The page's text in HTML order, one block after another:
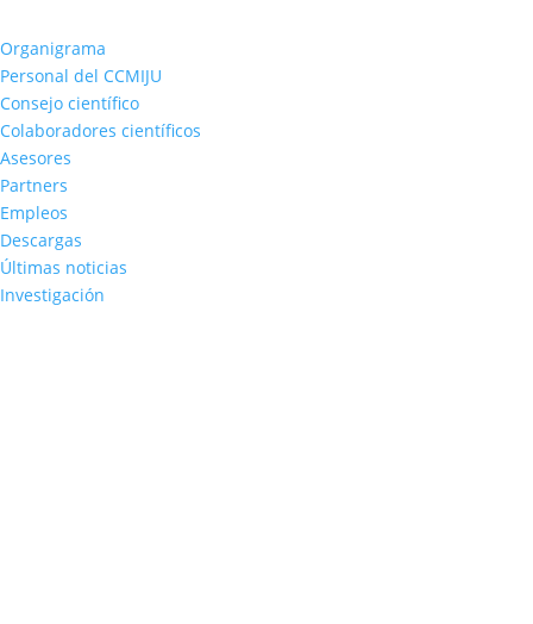
Organigrama
Personal del CCMIJU
Consejo científico
Colaboradores científicos
Asesores
Partners
Empleos
Descargas
Últimas noticias
Investigación